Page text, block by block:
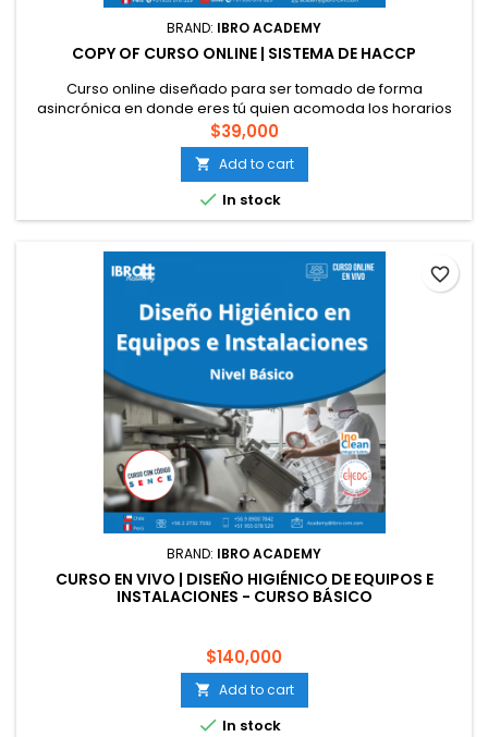
BRAND: IBRO ACADEMY
COPY OF CURSO ONLINE | SISTEMA DE HACCP
Curso online diseñado para ser tomado de forma
asincrónica en donde eres tú quien acomoda los horarios
de estudio. Comienza tu capacitación desde la comodidad
de tu hogar, la cual cuenta con recursos 24/7, pudiendo
ingresar a la plataforma y acceder a ellos todas las veces
que lo requieras. Dispones de un mes para completarlo.
Código SENCE: en proceso...
$39,000
 Add to cart
 In stock
BRAND: IBRO ACADEMY
CURSO EN VIVO | DISEÑO HIGIÉNICO DE EQUIPOS E
INSTALACIONES - CURSO BÁSICO
$140,000
 Add to cart
 In stock
favorite_border